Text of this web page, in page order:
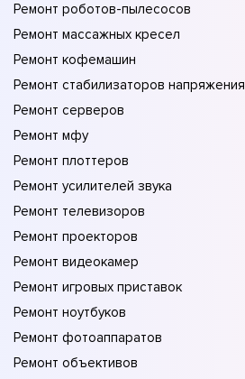
Ремонт роботов-пылесосов
Ремонт массажных кресел
Ремонт кофемашин
Ремонт стабилизаторов напряжения
Ремонт серверов
Ремонт мфу
Ремонт плоттеров
Ремонт усилителей звука
Ремонт телевизоров
Ремонт проекторов
Ремонт видеокамер
Ремонт игровых приставок
Ремонт ноутбуков
Ремонт фотоаппаратов
Ремонт объективов